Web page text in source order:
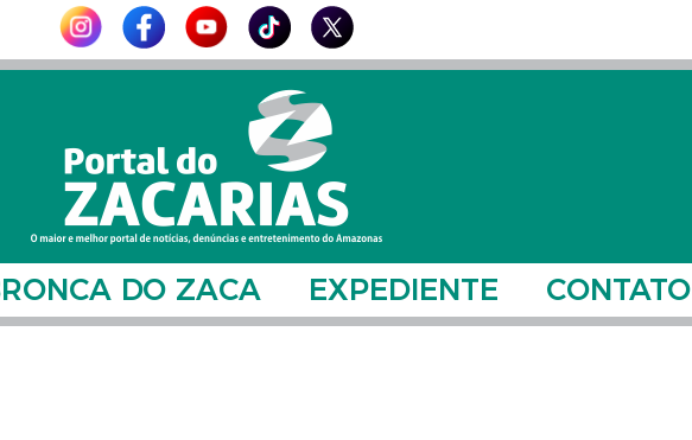
DO ZACA EXPEDIENTE CONTATO